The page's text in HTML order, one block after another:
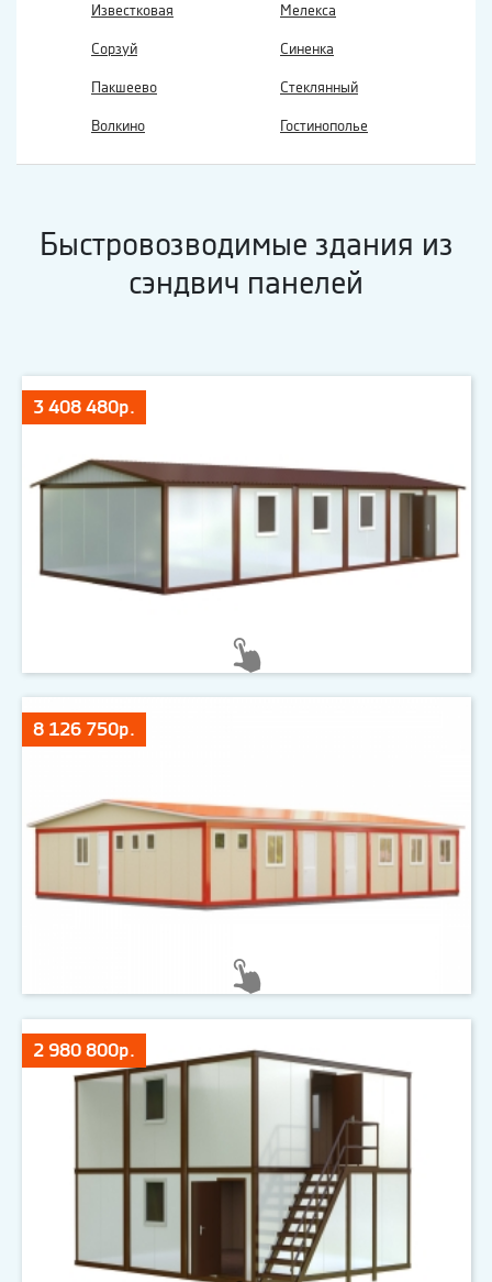
Известковая Мелекса
Сорзуй Синенка
Пакшеево Стеклянный
Волкино Гостинополье
Быстровозводимые здания из
сэндвич панелей
3 408 480р.
8 126 750р.
2 980 800р.